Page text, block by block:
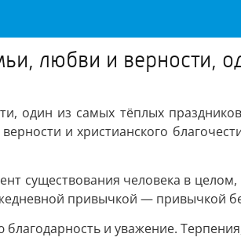
любви и верности,
один из самых тёплых
и христианского
существования человека в
привычкой — привычкой
и уважение.